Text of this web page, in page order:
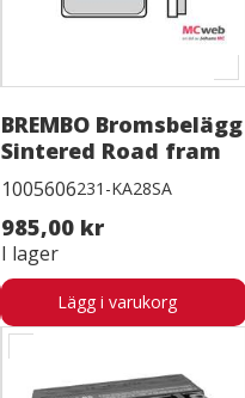
BREMBO Bromsbelägg
Sintered Road fram
1005606231-KA28SA
985,00 kr
I lager
Lägg i varukorg